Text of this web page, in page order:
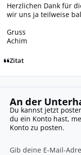
Herzlichen Dank für
wir uns ja teilweise
Gruss
Achim
Zitat
An der
Du kannst jetzt
du ein Konto hast,
Konto zu posten.